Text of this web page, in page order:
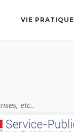
VIE PRATIQUE
etc..